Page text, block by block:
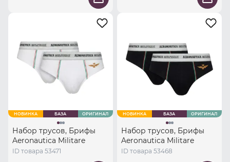
НОВИНКА БАЗА ОРИГИНАЛ
Набор трусов, Брифы
Aeronautica Militare
ID товара 53471
НОВИНКА БАЗА ОРИГИНАЛ
Набор трусов, Брифы
Aeronautica Militare
ID товара 53468